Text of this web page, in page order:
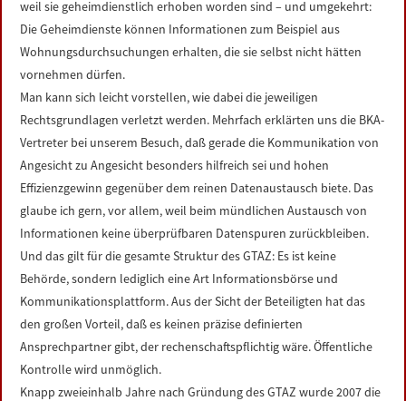
weil sie geheimdienstlich erhoben worden sind – und umgekehrt:
Die Geheimdienste können Informationen zum Beispiel aus
Wohnungsdurchsuchungen erhalten, die sie selbst nicht hätten
vornehmen dürfen.
Man kann sich leicht vorstellen, wie dabei die jeweiligen
Rechtsgrundlagen verletzt werden. Mehrfach erklärten uns die BKA-
Vertreter bei unserem Besuch, daß gerade die Kommunikation von
Angesicht zu Angesicht besonders hilfreich sei und hohen
Effizienzgewinn gegenüber dem reinen Datenaustausch biete. Das
glaube ich gern, vor allem, weil beim mündlichen Austausch von
Informationen keine überprüfbaren Datenspuren zurückbleiben.
Und das gilt für die gesamte Struktur des GTAZ: Es ist keine
Behörde, sondern lediglich eine Art Informationsbörse und
Kommunikationsplattform. Aus der Sicht der Beteiligten hat das
den großen Vorteil, daß es keinen präzise definierten
Ansprechpartner gibt, der rechenschaftspflichtig wäre. Öffentliche
Kontrolle wird unmöglich.
Knapp zweieinhalb Jahre nach Gründung des GTAZ wurde 2007 die